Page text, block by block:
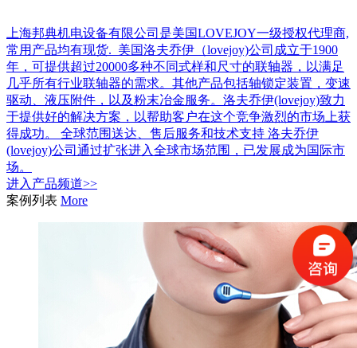
上海邦典机电设备有限公司是美国LOVEJOY一级授权代理商,
常用产品均有现货. 美国洛夫乔伊（lovejoy)公司成立于1900
年，可提供超过20000多种不同式样和尺寸的联轴器，以满足
几乎所有行业联轴器的需求。其他产品包括轴锁定装置，变速
驱动、液压附件，以及粉末冶金服务。洛夫乔伊(lovejoy)致力
于提供好的解决方案，以帮助客户在这个竞争激烈的市场上获
得成功。 全球范围送达、售后服务和技术支持 洛夫乔伊
(lovejoy)公司通过扩张进入全球市场范围，已发展成为国际市
场。
进入 产品频道>>
案例列表 More